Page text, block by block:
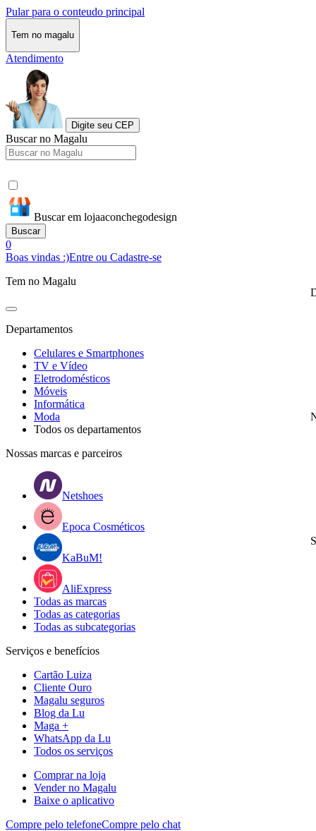
Pular para o conteudo principal
Tem no magalu
Atendimento
Digite seu CEP
Buscar no Magalu
Buscar em lojaaconchegodesign
Buscar
0
Boas vindas :)Entre ou Cadastre-se
Tem no Magalu
Departamentos
Celulares e Smartphones
TV e Vídeo
Eletrodomésticos
Móveis
Informática
Moda
Todos os departamentos
Nossas marcas e parceiros
Netshoes
Epoca Cosméticos
KaBuM!
AliExpress
Todas as marcas
Todas as categorias
Todas as subcategorias
Serviços e benefícios
Cartão Luiza
Cliente Ouro
Magalu seguros
Blog da Lu
Maga +
WhatsApp da Lu
Todos os serviços
Comprar na loja
Vender no Magalu
Baixe o aplicativo
Compre pelo telefoneCompre pelo chat